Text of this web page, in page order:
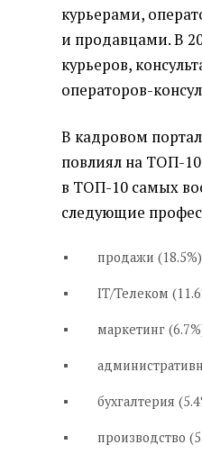
курьерами,
и продавцами. В
курьеров,
операторов-
В кадровом
повлиял на ТОП-
в ТОП-10 самых
следующие
продажи
IT/Телеком
маркетинг
бухгалтерия
производство